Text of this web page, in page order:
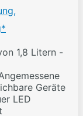
1,8 Litern -
Geräte
LED